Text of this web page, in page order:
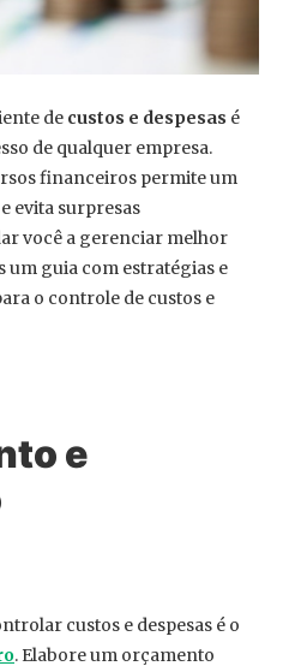
de custos e despesas é
de qualquer empresa.
financeiros permite um
evita surpresas
você a gerenciar melhor
um guia com estratégias e
o controle de custos e
e
custos e despesas é o
. Elabore um orçamento